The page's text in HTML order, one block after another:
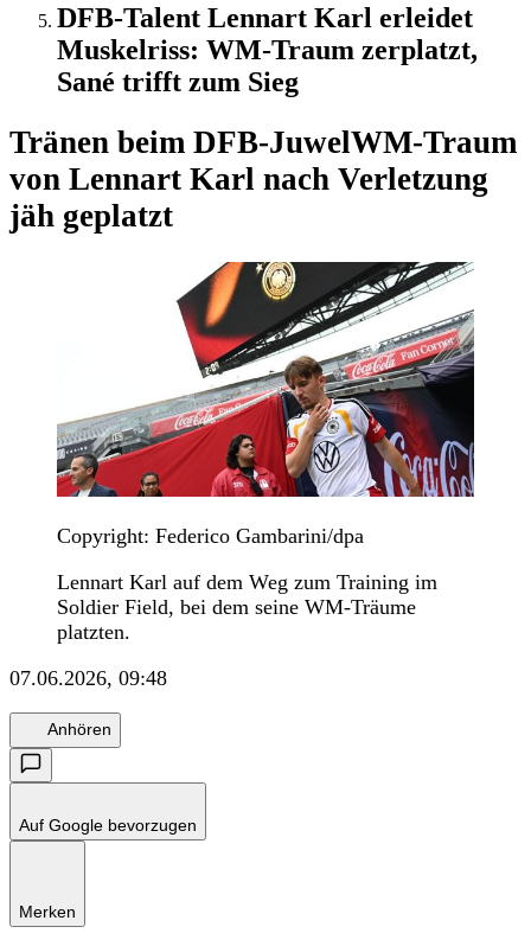
DFB-Talent Lennart Karl erleidet
Muskelriss: WM-Traum zerplatzt,
Sané trifft zum Sieg
Tränen beim DFB-JuwelWM-Traum
von Lennart Karl nach Verletzung
jäh geplatzt
Copyright: Federico Gambarini/dpa
Lennart Karl auf dem Weg zum Training im
Soldier Field, bei dem seine WM-Träume
platzten.
07.06.2026, 09:48
Anhören
Auf Google bevorzugen
Merken